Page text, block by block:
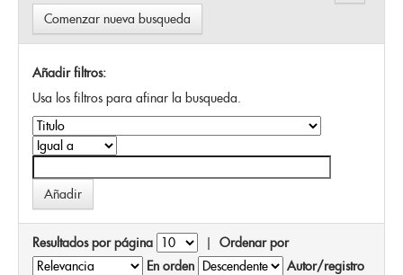
Comenzar nueva busqueda
Añadir filtros:
Usa los filtros para afinar la busqueda.
Resultados por página | Ordenar por
En orden
Autor/registro